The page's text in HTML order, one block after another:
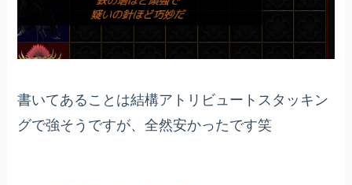
書いてあることは結構アトリビュートスタッキン
グで強そうですが、全然安かったです笑